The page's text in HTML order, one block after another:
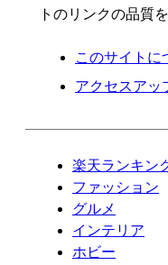
トのリンクの品質
このサイトに
アクセスアッ
楽天ランキン
ファッション
グルメ
インテリア
ホビー